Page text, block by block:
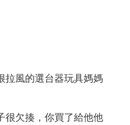
拉風的選台器玩具媽媽
很欠揍，你買了給他他